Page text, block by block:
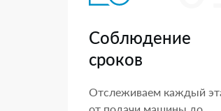
Соблюдение
сроков
Отслеживаем каждый